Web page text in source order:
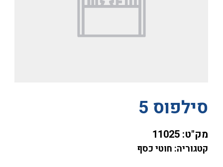
סילפוס 5
מק"ט: 11025
קטגוריה: חוטי כסף